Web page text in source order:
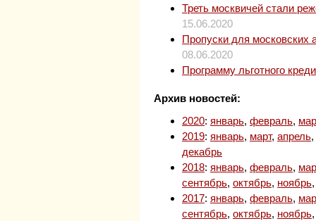
Треть москвичей стали
15.06.2020
Пропуски для московских
08.06.2020
Программу льготного
Архив новостей:
2020: январь, февраль,
2019: январь, март, апрель,
декабрь
2018: январь, февраль,
сентябрь, октябрь, ноябрь
2017: январь, февраль,
сентябрь, октябрь, ноябрь